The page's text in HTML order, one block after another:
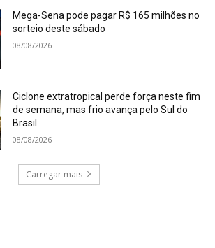
Mega-Sena pode pagar R$ 165 milhões no
sorteio deste sábado
08/08/2026
Ciclone extratropical perde força neste fim
de semana, mas frio avança pelo Sul do
Brasil
08/08/2026
Carregar mais